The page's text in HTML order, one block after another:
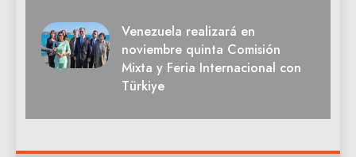
Venezuela realizará en
noviembre quinta Comisión
Mixta y Feria Internacional con
Türkiye